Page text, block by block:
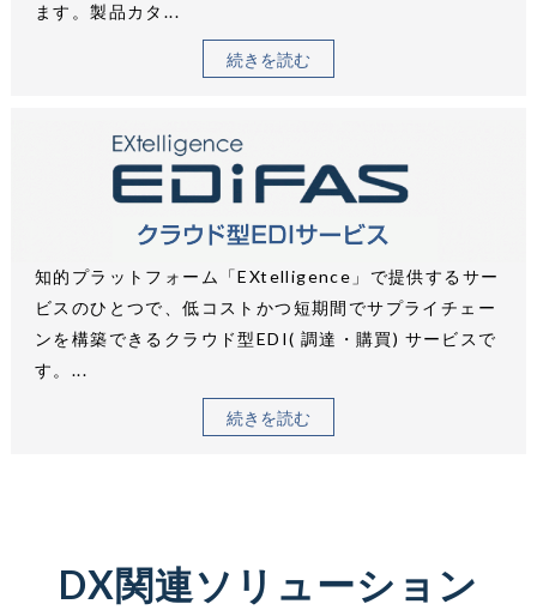
ます。製品カタ...
続きを読む
知的プラットフォーム「EXtelligence」で提供するサー
ビスのひとつで、低コストかつ短期間でサプライチェー
ンを構築できるクラウド型EDI( 調達・購買) サービスで
す。...
続きを読む
DX関連ソリューション